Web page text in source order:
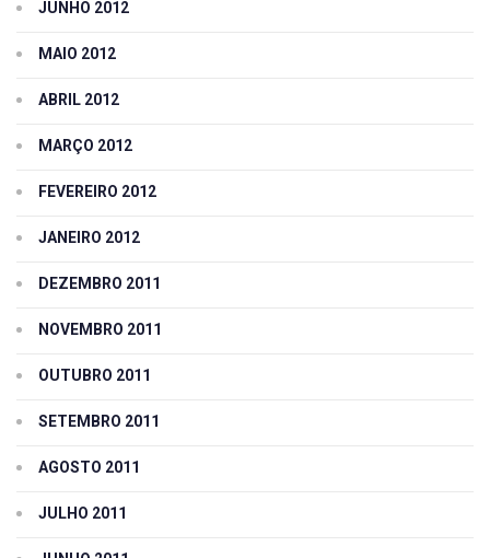
JUNHO 2012
MAIO 2012
ABRIL 2012
MARÇO 2012
FEVEREIRO 2012
JANEIRO 2012
DEZEMBRO 2011
NOVEMBRO 2011
OUTUBRO 2011
SETEMBRO 2011
AGOSTO 2011
JULHO 2011